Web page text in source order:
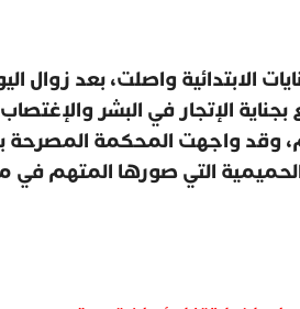
الابتدائية واصلت، بعد
بجناية الإتجار في البشر
وقد واجهت المحكمة المصرحة
التي صورها المتهم في